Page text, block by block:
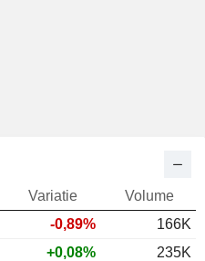
Variatie
Volume
-0,89%
166K
+0,08%
235K